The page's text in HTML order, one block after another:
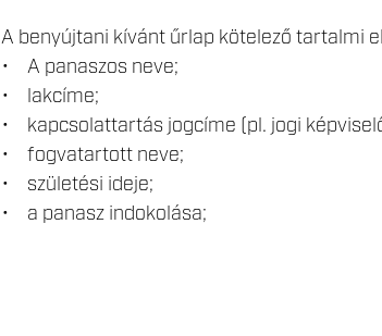
A benyújtani kívánt űrlap kötelező tartalmi
• A panaszos neve;
• lakcíme;
• kapcsolattartás jogcíme (pl. jogi
• fogvatartott neve;
• születési ideje;
• a panasz indokolása;